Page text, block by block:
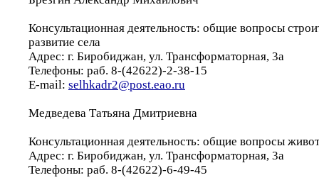
Консультационная деятельность: общие вопросы
развитие села
Адрес: г. Биробиджан, ул. Трансформаторная, 3а
Телефоны: раб. 8-(42622)-2-38-15
E-mail: selhkadr2@post.eao.ru
Медведева Татьяна Дмитриевна
Консультационная деятельность: общие вопросы
Адрес: г. Биробиджан, ул. Трансформаторная, 3а
Телефоны: раб. 8-(42622)-6-49-45